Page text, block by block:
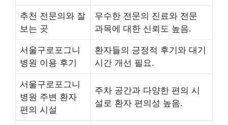
추천 전문의와 잘
보는 곳
우수한 전문의 진료와 전문
과목에 대한 신뢰도 높음.
서울구로포그니
병원 이용 후기
환자들의 긍정적 후기와 대기
시간 개선 필요.
서울구로포그니
병원 주변 환자
편의 시설
주차 공간과 다양한 편의 시
설로 환자 편의성 높음.